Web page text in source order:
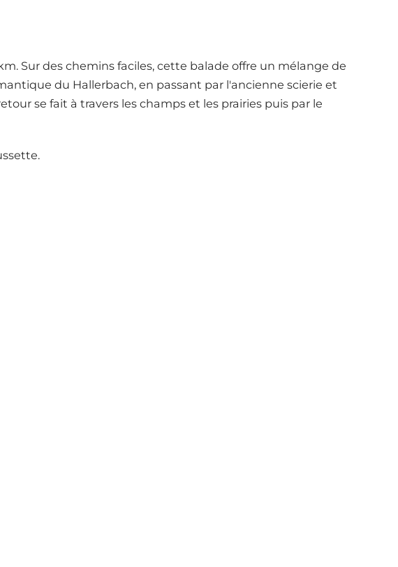
Sur des chemins faciles, cette balade offre un mélange de
du Hallerbach, en passant par l'ancienne scierie et
se fait à travers les champs et les prairies puis par le